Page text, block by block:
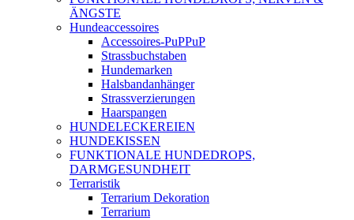
ÄNGSTE
Hundeaccessoires
Accessoires-PuPPuP
Strassbuchstaben
Hundemarken
Halsbandanhänger
Strassverzierungen
Haarspangen
HUNDELECKEREIEN
HUNDEKISSEN
FUNKTIONALE HUNDEDROPS,
DARMGESUNDHEIT
Terraristik
Terrarium Dekoration
Terrarium